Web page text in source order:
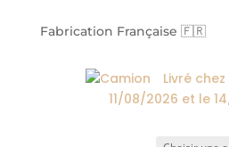
Fabrication Française 🇫🇷
Livré
11/08/2026 et le